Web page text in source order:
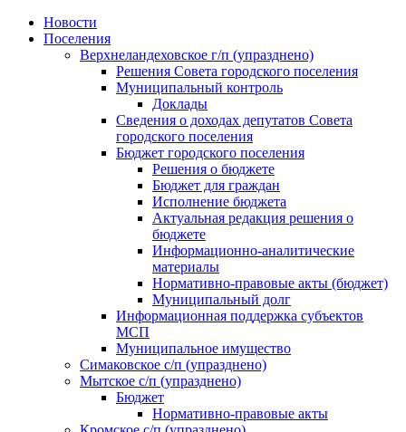
Skip
Новости
Поселения
Верхнеландеховское г/п (упразднено)
Решения Совета городского поселения
Муниципальный контроль
Доклады
Сведения о доходах депутатов Совета
городского поселения
Бюджет городского поселения
Решения о бюджете
Бюджет для граждан
Исполнение бюджета
Актуальная редакция решения о
бюджете
Информационно-аналитические
материалы
Нормативно-правовые акты (бюджет)
Муниципальный долг
Информационная поддержка субъектов
МСП
Муниципальное имущество
Симаковское с/п (упразднено)
Мытское с/п (упразднено)
Бюджет
Нормативно-правовые акты